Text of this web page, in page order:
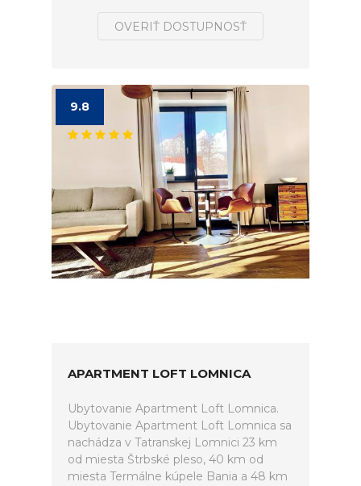
OVERIŤ DOSTUPNOSŤ
9.8
APARTMENT LOFT LOMNICA
Ubytovanie Apartment Loft Lomnica.
Ubytovanie Apartment Loft Lomnica sa
nachádza v Tatranskej Lomnici 23 km
od miesta Štrbské pleso, 40 km od
miesta Termálne kúpele Bania a 48 km